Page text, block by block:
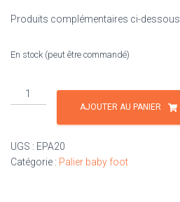
Produits complémentaires ci-dessous
En stock (peut être commandé)
quantité
de
palier
6
AJOUTER AU PANIER
UGS : EPA20
Catégorie : Palier baby foot